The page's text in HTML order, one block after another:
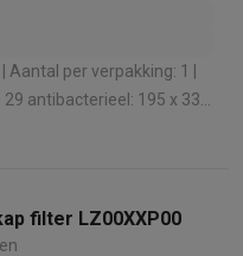
antibacterieel: 195 x 33
5360 SG en DE 5360 SG
filter LZ00XXP00